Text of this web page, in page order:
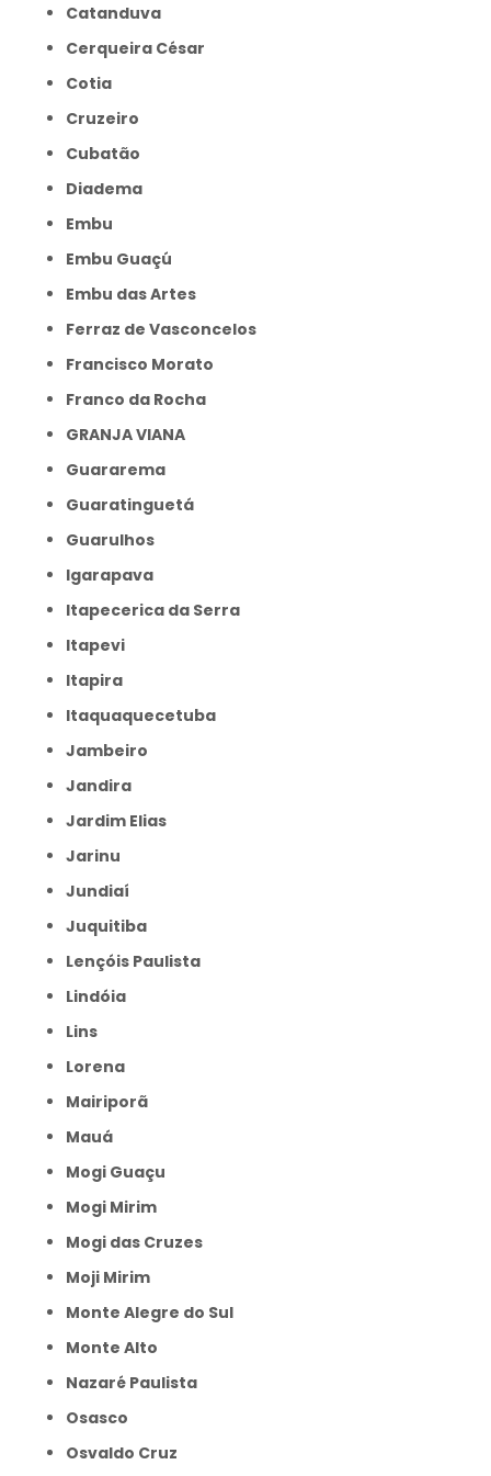
Catanduva
Cerqueira César
Cotia
Cruzeiro
Cubatão
Diadema
Embu
Embu Guaçú
Embu das Artes
Ferraz de Vasconcelos
Francisco Morato
Franco da Rocha
GRANJA VIANA
Guararema
Guaratinguetá
Guarulhos
Igarapava
Itapecerica da Serra
Itapevi
Itapira
Itaquaquecetuba
Jambeiro
Jandira
Jardim Elias
Jarinu
Jundiaí
Juquitiba
Lençóis Paulista
Lindóia
Lins
Lorena
Mairiporã
Mauá
Mogi Guaçu
Mogi Mirim
Mogi das Cruzes
Moji Mirim
Monte Alegre do Sul
Monte Alto
Nazaré Paulista
Osasco
Osvaldo Cruz